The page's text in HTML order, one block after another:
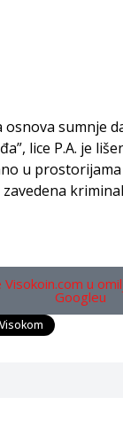
sumnje
lice P.A. je
u prostorijama
u
Googleu